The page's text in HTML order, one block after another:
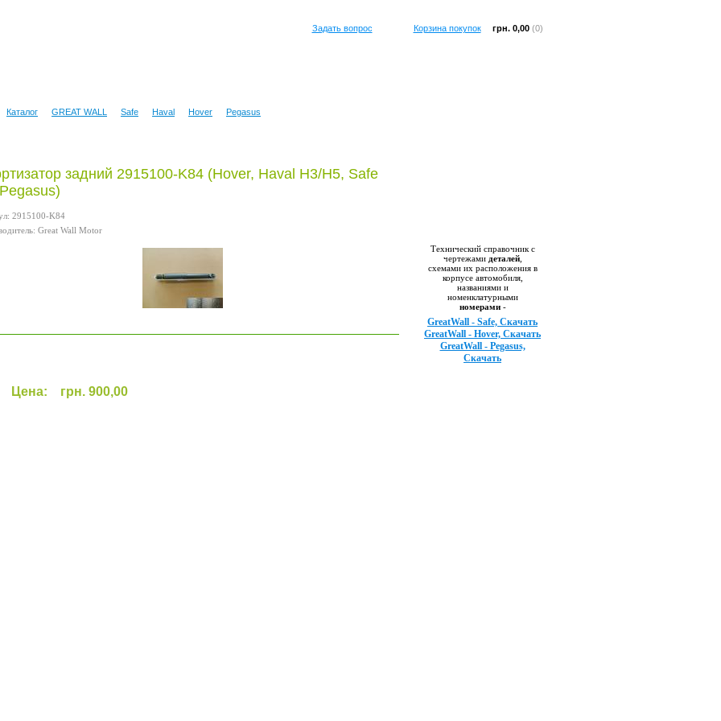
Корзина покупок грн. 0,00(0)
Задать вопрос
Каталог GREAT WALL Safe Haval Hover Pegasus
Технический справочник с
чертежами деталей,
схемами их расположения в
корпусе автомобиля,
названиями и
номенклатурными
номерами-
GreatWall - Safe, Скачать
GreatWall - Hover, Скачать
GreatWall - Pegasus,
Скачать
задний 2915100-K84 (Hover, Haval H3/H5, Safe
2915100-K84
Great Wall Motor
Цена: грн. 900,00